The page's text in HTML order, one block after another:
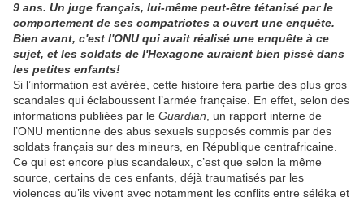
9 ans. Un juge français, lui-même peut-être tétanisé par le
comportement de ses compatriotes a ouvert une enquête.
Bien avant, c'est l'ONU qui avait réalisé une enquête à ce
sujet, et les soldats de l'Hexagone auraient bien pissé dans
les petites enfants!
Si l’information est avérée, cette histoire fera partie des plus gros
scandales qui éclaboussent l’armée française. En effet, selon des
informations publiées par le Guardian , un rapport interne de
l’ONU mentionne des abus sexuels supposés commis par des
soldats français sur des mineurs, en République centrafricaine.
Ce qui est encore plus scandaleux, c’est que selon la même
source, certains de ces enfants, déjà traumatisés par les
violences qu’ils vivent avec notamment les conflits entre séléka et